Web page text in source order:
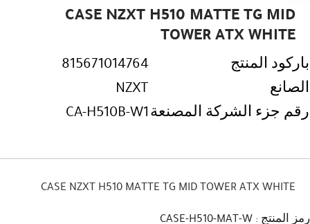
CASE NZXT H510 MATTE TG MID
TOWER ATX WHITE
باركود المنتج
815671014764
الصانع
NZXT
رقم جزء الشركة المصنعةCA-H510B-W1
CASE NZXT H510 MATTE TG MID TOWER ATX WHITE
رمز المنتج : CASE-H510-MAT-W